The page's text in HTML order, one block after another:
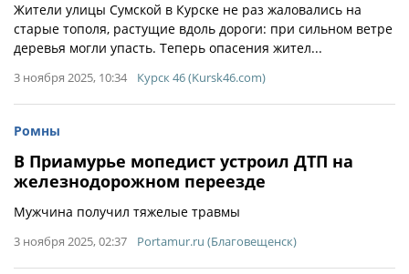
Жители улицы Сумской в Курске не раз жаловались на
старые тополя, растущие вдоль дороги: при сильном ветре
деревья могли упасть. Теперь опасения жител...
3 ноября 2025, 10:34 Курск 46 (Kursk46.com)
Ромны
В Приамурье мопедист устроил ДТП на
железнодорожном переезде
Мужчина получил тяжелые травмы
3 ноября 2025, 02:37 Portamur.ru (Благовещенск)